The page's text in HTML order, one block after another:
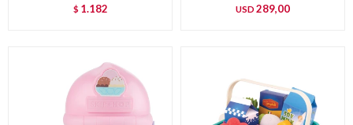
$ 1.182 USD 289,00